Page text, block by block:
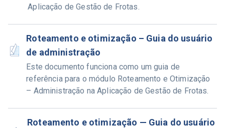
Aplicação de Gestão de Frotas.
Roteamento e otimização – Guia do usuário
de administração
Este documento funciona como um guia de
referência para o módulo Roteamento e Otimização
– Administração na Aplicação de Gestão de Frotas.
Roteamento e otimização — Guia do usuário